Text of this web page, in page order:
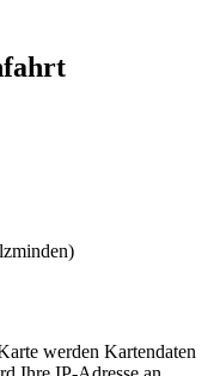
werden Kartendaten